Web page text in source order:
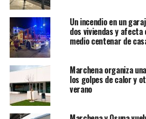
Un incendio en un
dos viviendas y afecta
medio centenar de
Marchena organiza
los golpes de calor y
verano